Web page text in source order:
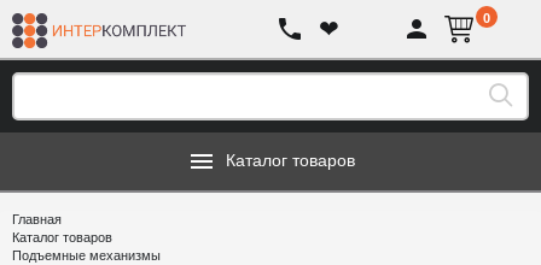
❤ 0
Каталог товаров
Главная
Каталог товаров
Подъемные механизмы